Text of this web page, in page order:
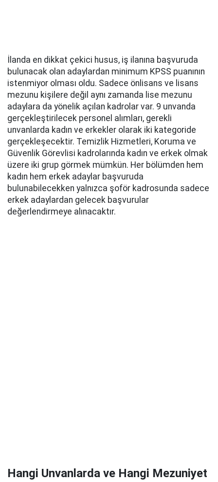
İlanda en dikkat çekici husus, iş ilanına başvuruda
bulunacak olan adaylardan minimum KPSS puanının
istenmiyor olması oldu. Sadece önlisans ve lisans
mezunu kişilere değil aynı zamanda lise mezunu
adaylara da yönelik açılan kadrolar var. 9 unvanda
gerçekleştirilecek personel alımları, gerekli
unvanlarda kadın ve erkekler olarak iki kategoride
gerçekleşecektir. Temizlik Hizmetleri, Koruma ve
Güvenlik Görevlisi kadrolarında kadın ve erkek olmak
üzere iki grup görmek mümkün. Her bölümden hem
kadın hem erkek adaylar başvuruda
bulunabilecekken yalnızca şoför kadrosunda sadece
erkek adaylardan gelecek başvurular
değerlendirmeye alınacaktır.
Hangi Unvanlarda ve Hangi Mezuniyet